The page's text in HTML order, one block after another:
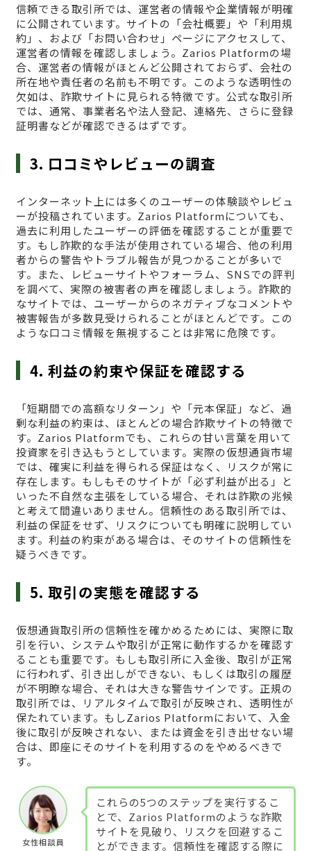
信頼できる取引所では、運営者の情報や企業情報が明確
に公開されています。サイトの「会社概要」や「利用規
約」、および「お問い合わせ」ページにアクセスして、
運営者の情報を確認しましょう。Zarios Platformの場
合、運営者の情報がほとんど公開されておらず、会社の
所在地や責任者の名前も不明です。このような透明性の
欠如は、詐欺サイトに見られる特徴です。公式な取引所
では、通常、事業者名や法人登記、連絡先、さらに登録
証明書などが確認できるはずです。
3. 口コミやレビューの調査
インターネット上には多くのユーザーの体験談やレビュ
ーが投稿されています。Zarios Platformについても、
過去に利用したユーザーの評価を確認することが重要で
す。もし詐欺的な手法が使用されている場合、他の利用
者からの警告やトラブル報告が見つかることが多いで
す。また、レビューサイトやフォーラム、SNSでの評判
を調べて、実際の被害者の声を確認しましょう。詐欺的
なサイトでは、ユーザーからのネガティブなコメントや
被害報告が多数見受けられることがほとんどです。この
ような口コミ情報を無視することは非常に危険です。
4. 利益の約束や保証を確認する
「短期間での高額なリターン」や「元本保証」など、過
剰な利益の約束は、ほとんどの場合詐欺サイトの特徴で
す。Zarios Platformでも、これらの甘い言葉を用いて
投資家を引き込もうとしています。実際の仮想通貨市場
では、確実に利益を得られる保証はなく、リスクが常に
存在します。もしもそのサイトが「必ず利益が出る」と
いった不自然な主張をしている場合、それは詐欺の兆候
と考えて間違いありません。信頼性のある取引所では、
利益の保証をせず、リスクについても明確に説明してい
ます。利益の約束がある場合は、そのサイトの信頼性を
疑うべきです。
5. 取引の実態を確認する
仮想通貨取引所の信頼性を確かめるためには、実際に取
引を行い、システムや取引が正常に動作するかを確認す
ることも重要です。もしも取引所に入金後、取引が正常
に行われず、引き出しができない、もしくは取引の履歴
が不明瞭な場合、それは大きな警告サインです。正規の
取引所では、リアルタイムで取引が反映され、透明性が
保たれています。もしZarios Platformにおいて、入金
後に取引が反映されない、または資金を引き出せない場
合は、即座にそのサイトを利用するのをやめるべきで
す。
女性相談員
これらの5つのステップを実行するこ
とで、Zarios Platformのような詐欺
サイトを見破り、リスクを回避するこ
とができます。信頼性を確認する際に